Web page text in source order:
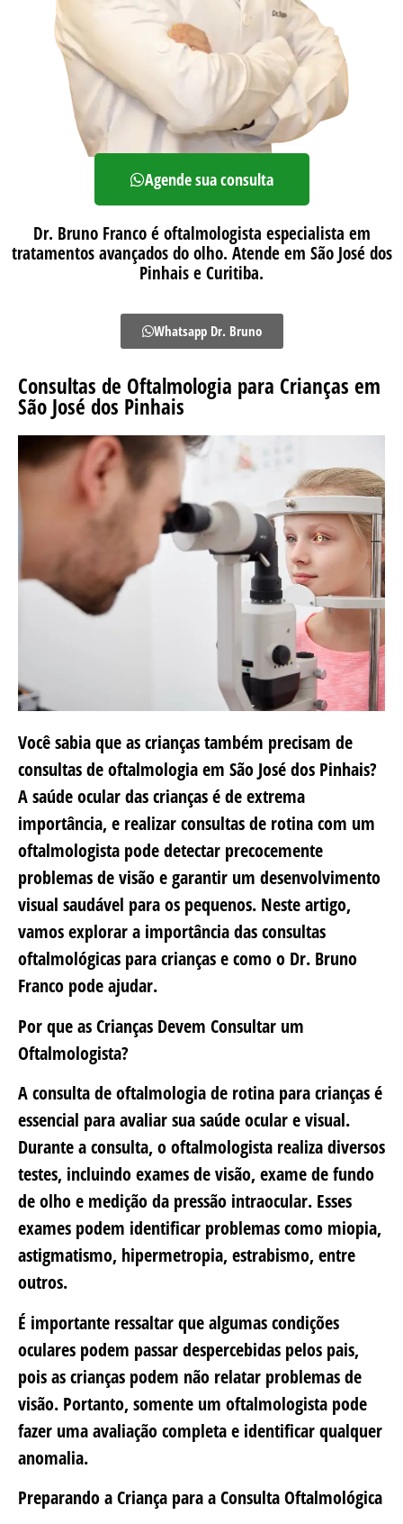
Agende sua consulta
Dr. Bruno Franco é oftalmologista especialista em
tratamentos avançados do olho. Atende em São José dos
Pinhais e Curitiba.
Whatsapp Dr. Bruno
Consultas de Oftalmologia para Crianças em
São José dos Pinhais
Você sabia que as crianças também precisam de
consultas de oftalmologia em São José dos Pinhais?
A saúde ocular das crianças é de extrema
importância, e realizar consultas de rotina com um
oftalmologista pode detectar precocemente
problemas de visão e garantir um desenvolvimento
visual saudável para os pequenos. Neste artigo,
vamos explorar a importância das consultas
oftalmológicas para crianças e como o Dr. Bruno
Franco pode ajudar.
Por que as Crianças Devem Consultar um
Oftalmologista?
A consulta de oftalmologia de rotina para crianças é
essencial para avaliar sua saúde ocular e visual.
Durante a consulta, o oftalmologista realiza diversos
testes, incluindo exames de visão, exame de fundo
de olho e medição da pressão intraocular. Esses
exames podem identificar problemas como miopia,
astigmatismo, hipermetropia, estrabismo, entre
outros.
É importante ressaltar que algumas condições
oculares podem passar despercebidas pelos pais,
pois as crianças podem não relatar problemas de
visão. Portanto, somente um oftalmologista pode
fazer uma avaliação completa e identificar qualquer
anomalia.
Preparando a Criança para a Consulta Oftalmológica